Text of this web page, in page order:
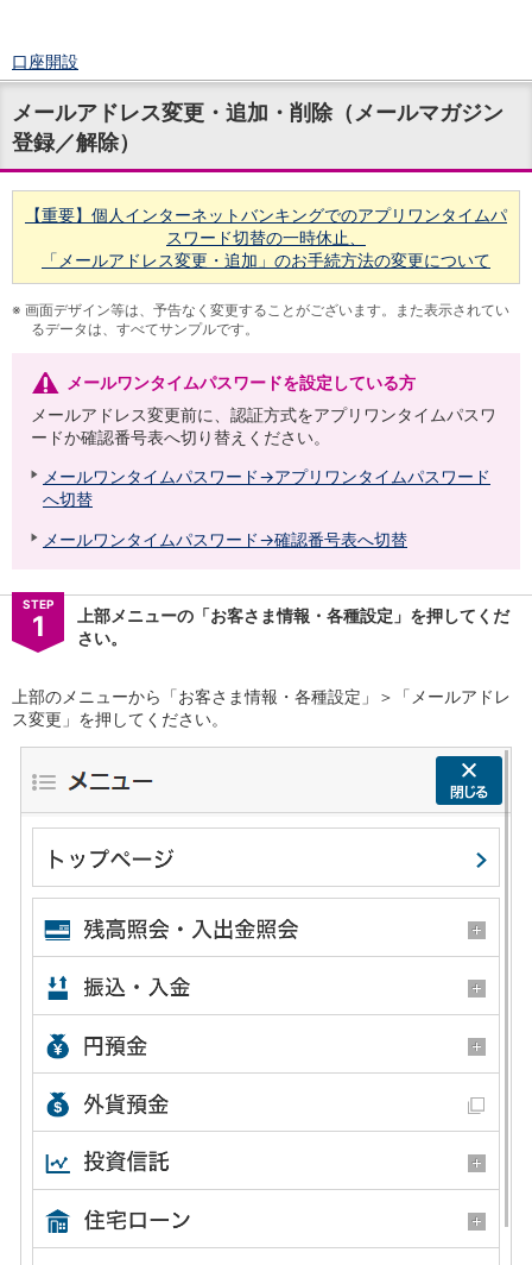
口座開設
ログイン
チャット
メニュー
商品・サービス
円預金TOP
普通預金
積立式定期預金
外貨預金TOP
外貨定期預金
外貨普通預金積立
資産運用
証券口座開設
NISA
金銭信託のしくみ
取扱商品一覧
iDeCo・国民年金基金
国民年金基金
ロボアドバイザークラウドファンディング
WealthNavi for イオン銀行（ロボアドバイザー）
funds
ローン
住宅ローン
新規お借入れの方
フラット35
リ・バース60
カードローン
目的別ローン
目的別ローンマイページ
保険
TOP
個人年金保険
がん保険
認知症保険
海外旅行保険
メールアドレス変更・追加・削除（メールマガジン
登録／解除）
【重要】個人インターネットバンキングでのアプリワンタイムパ
スワード切替の一時休止、
「メールアドレス変更・追加」のお手続方法の変更について
※ 画面デザイン等は、予告なく変更することがございます。また表示されてい
るデータは、すべてサンプルです。
メールワンタイムパスワードを設定している方
メールアドレス変更前に、認証方式をアプリワンタイムパスワ
ードか確認番号表へ切り替えください。
メールワンタイムパスワード→アプリワンタイムパスワード
へ切替
メールワンタイムパスワード→確認番号表へ切替
STEP
1
上部メニューの「お客さま情報・各種設定」を押してくだ
さい。
上部のメニューから「お客さま情報・各種設定」＞「メールアドレ
ス変更」を押してください。